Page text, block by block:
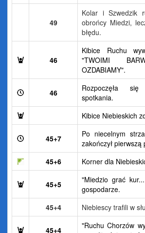
49
Kolar i Szwedzik
obrońcy Miedzi,
błędu.
46
Kibice Ruchu
"TWOIMI
OZDABIAMY".
46
Rozpoczęła
spotkania.
Kibice Niebieskich
45+7
Po niecelnym
zakończył pierwszą
45+6
Korner dla
45+5
"Miedzio grać
gospodarze.
45+4
Niebiescy trafili w
45+4
"Ruchu Chorzów